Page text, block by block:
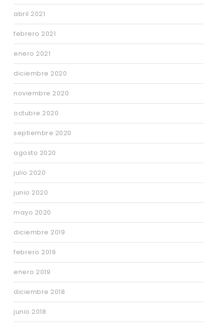
abril 2021
febrero 2021
enero 2021
diciembre 2020
noviembre 2020
octubre 2020
septiembre 2020
agosto 2020
julio 2020
junio 2020
mayo 2020
diciembre 2019
febrero 2019
enero 2019
diciembre 2018
junio 2018